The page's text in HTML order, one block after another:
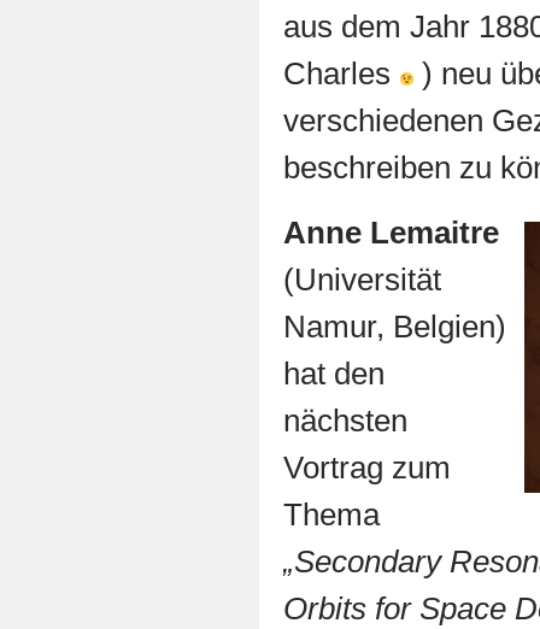
aus dem Jahr
Charles
) neu
verschiedenen
beschreiben zu
Anne Lemaitre
(Universität
Namur, Belgien)
hat den
nächsten
Vortrag zum
Thema
„Secondary
Orbits for Space